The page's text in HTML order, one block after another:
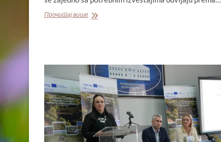
Прочитај вишеSASTANAK